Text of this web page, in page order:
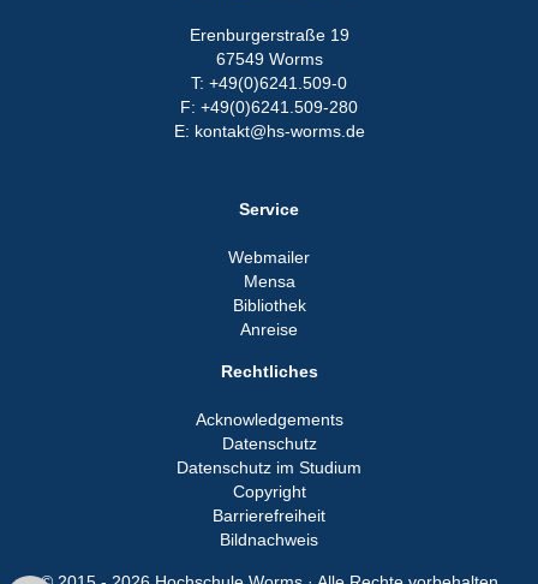
Erenburgerstraße 19
67549 Worms
T: +49(0)6241.509-0
F: +49(0)6241.509-280
E: kontakt@hs-worms.de
Service
Webmailer
Mensa
Bibliothek
Anreise
Rechtliches
Acknowledgements
Datenschutz
Datenschutz im Studium
Copyright
Barrierefreiheit
Bildnachweis